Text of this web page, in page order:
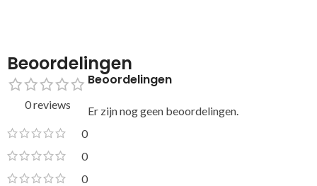
Beoordelingen
0 reviews
0
0
0
Beoordelingen
Er zijn nog geen beoordelingen.